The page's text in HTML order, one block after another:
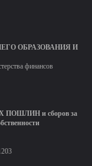
ОБРАЗОВАНИЯ И
финансов
ПОШЛИН и сборов за